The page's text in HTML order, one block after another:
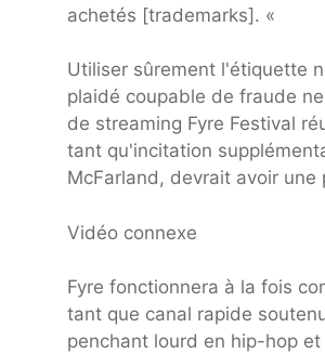
achetés [trademarks]. «
Utiliser sûrement l'étiquette
plaidé coupable de fraude
de streaming Fyre Festival
tant qu'incitation
McFarland, devrait avoir une
Vidéo connexe
Fyre fonctionnera à la fois
tant que canal rapide
penchant lourd en hip-hop